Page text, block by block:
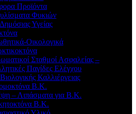
Προϊόντα
Φυκιών
Υγείας
Οικολογικά
Σταθμοί Ασφαλείας –
Παγίδες Ελέγχου
Καλλιέργειας
Β.Κ.
– Λιπάσματα για Β.Κ.
Β.Κ.